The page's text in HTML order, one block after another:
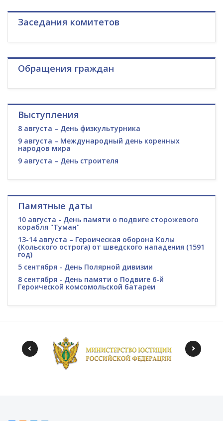
Заседания комитетов
Обращения граждан
Выступления
8 августа – День физкультурника
9 августа – Международный день коренных
народов мира
9 августа – День строителя
Памятные даты
10 августа - День памяти о подвиге сторожевого
корабля "Туман"
13-14 августа – Героическая оборона Колы
(Кольского острога) от шведского нападения (1591
год)
5 сентября - День Полярной дивизии
8 сентября - День памяти о Подвиге 6-й
Героической комсомольской батареи